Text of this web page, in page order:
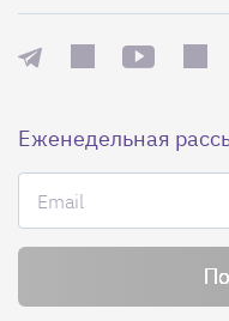
Еженедельная